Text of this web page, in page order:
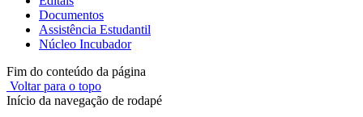
Documentos
Assistência Estudantil
Núcleo Incubador
Fim do conteúdo da página
Voltar para o topo
Início da navegação de rodapé